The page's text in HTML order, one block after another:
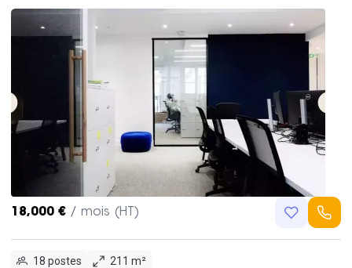
18,000 € / mois (HT)
18 postes
211 m²